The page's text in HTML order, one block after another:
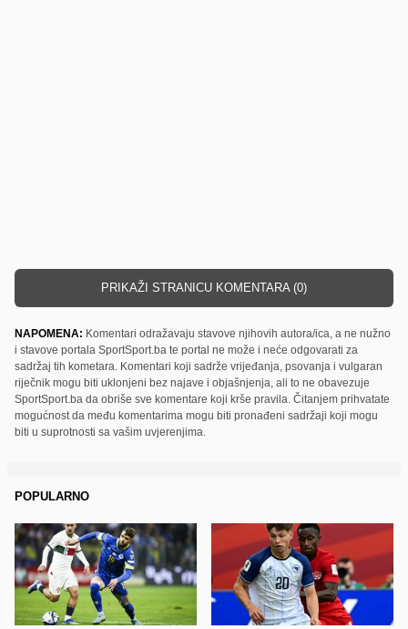
PRIKAŽI STRANICU KOMENTARA (0)
NAPOMENA: Komentari odražavaju stavove njihovih autora/ica, a ne nužno
i stavove portala SportSport.ba te portal ne može i neće odgovarati za
sadržaj tih kometara. Komentari koji sadrže vrijeđanja, psovanja i vulgaran
riječnik mogu biti uklonjeni bez najave i objašnjenja, ali to ne obavezuje
SportSport.ba da obriše sve komentare koji krše pravila. Čitanjem prihvatate
mogućnost da među komentarima mogu biti pronađeni sadržaji koji mogu
biti u suprotnosti sa vašim uvjerenjima.
POPULARNO